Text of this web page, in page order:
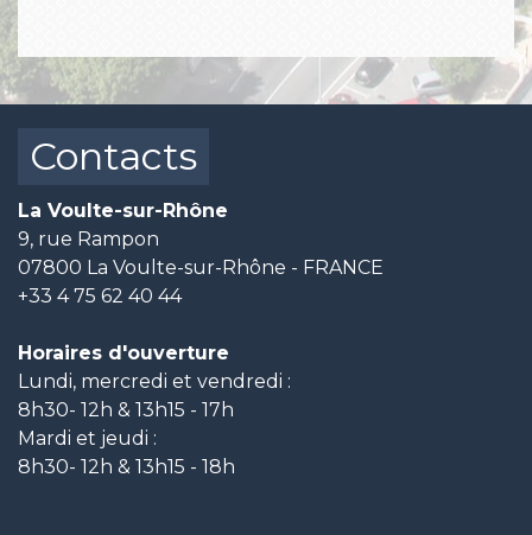
Contacts
La Voulte-sur-Rhône
9, rue Rampon
07800 La Voulte-sur-Rhône - FRANCE
+33 4 75 62 40 44
Horaires d'ouverture
Lundi, mercredi et vendredi :
8h30- 12h & 13h15 - 17h
Mardi et jeudi :
8h30- 12h & 13h15 - 18h